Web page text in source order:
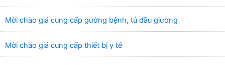
Mời chào giá cung cấp gường bệnh, tủ đầu giường
Mời chào giá cung cấp thiết bị y tế